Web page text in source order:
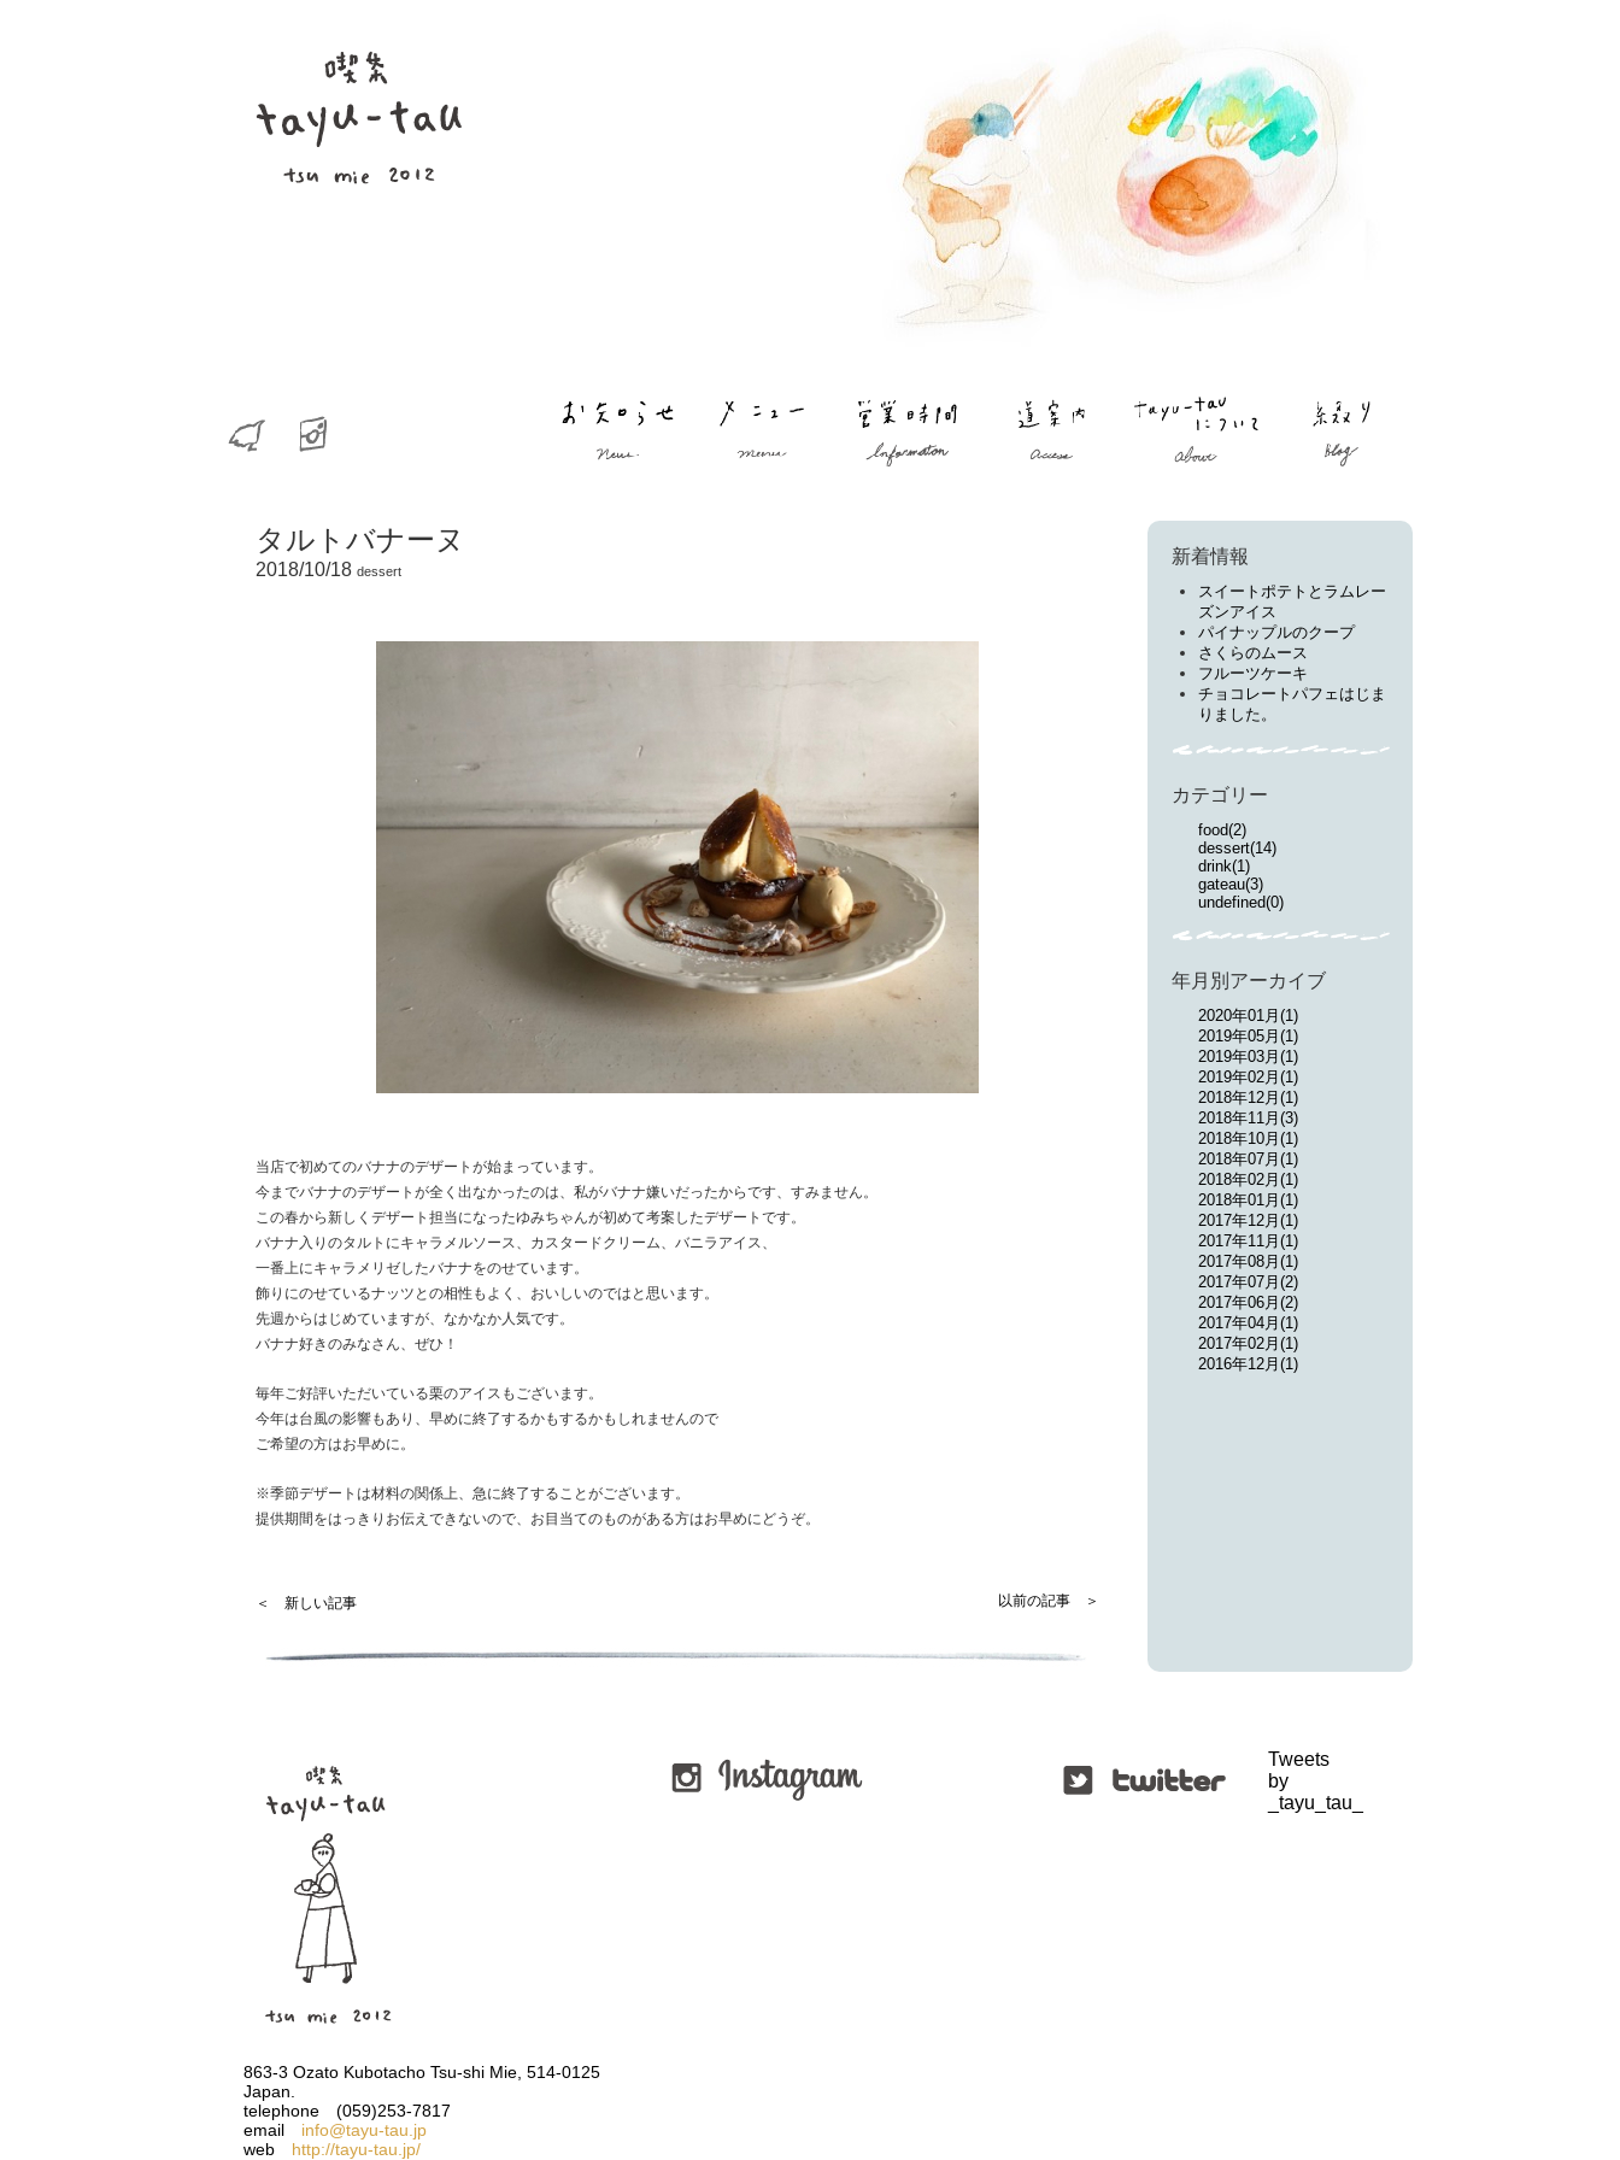
タルトバナーヌ
2018/10/18 dessert
当店で初めてのバナナのデザートが始まっています。
今までバナナのデザートが全く出なかったのは、私がバナナ嫌いだったからです、すみません。
この春から新しくデザート担当になったゆみちゃんが初めて考案したデザートです。
バナナ入りのタルトにキャラメルソース、カスタードクリーム、バニラアイス、
一番上にキャラメリゼしたバナナをのせています。
飾りにのせているナッツとの相性もよく、おいしいのではと思います。
先週からはじめていますが、なかなか人気です。
バナナ好きのみなさん、ぜひ！
毎年ご好評いただいている栗のアイスもございます。
今年は台風の影響もあり、早めに終了するかもするかもしれませんので
ご希望の方はお早めに。
※季節デザートは材料の関係上、急に終了することがございます。
提供期間をはっきりお伝えできないので、お目当てのものがある方はお早めにどうぞ。
＜ 新しい記事 以前の記事 ＞
新着情報
スイートポテトとラムレー
ズンアイス
パイナップルのクープ
さくらのムース
フルーツケーキ
チョコレートパフェはじま
りました。
カテゴリー
food(2)
dessert(14)
drink(1)
gateau(3)
undefined(0)
年月別アーカイブ
2020年01月(1)
2019年05月(1)
2019年03月(1)
2019年02月(1)
2018年12月(1)
2018年11月(3)
2018年10月(1)
2018年07月(1)
2018年02月(1)
2018年01月(1)
2017年12月(1)
2017年11月(1)
2017年08月(1)
2017年07月(2)
2017年06月(2)
2017年04月(1)
2017年02月(1)
2016年12月(1)
863-3 Ozato Kubotacho Tsu-shi Mie, 514-0125
Japan.
telephone (059)253-7817
email info@tayu-tau.jp
web http://tayu-tau.jp/
Tweets
by
_tayu_tau_